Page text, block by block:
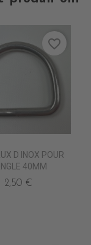
D INOX POUR
40MM
2,50 €
favorite_border